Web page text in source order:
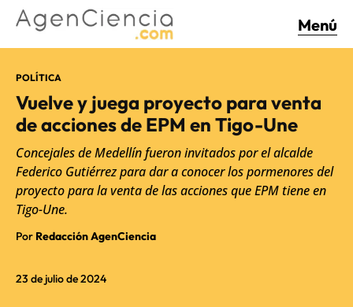
Menú
23 de julio de 2024
POLÍTICA
Vuelve y juega proyecto para venta
de acciones de EPM en Tigo-Une
Concejales de Medellín fueron invitados por el alcalde
Federico Gutiérrez para dar a conocer los pormenores del
proyecto para la venta de las acciones que EPM tiene en
Tigo-Une.
Por Redacción AgenCiencia